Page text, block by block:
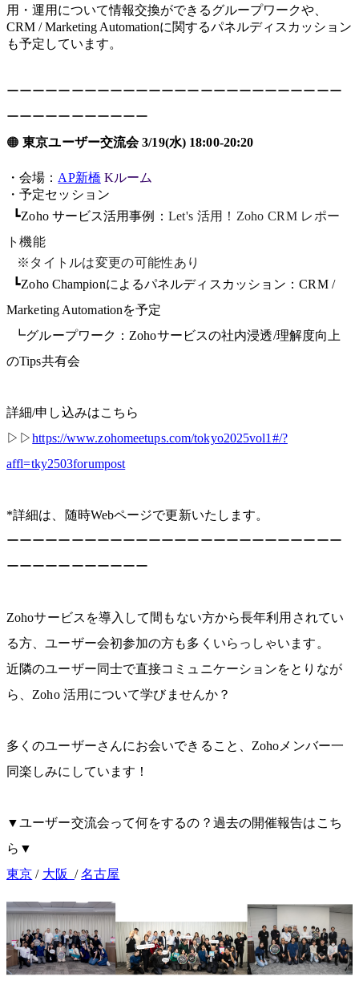
用・運用について情報交換ができるグループワークや、
CRM / Marketing Automationに関するパネルディスカッション
も予定しています。
ーーーーーーーーーーーーーーーーーーーーーーーーーー
ーーーーーーーーーーー
🟠東京ユーザー交流会 3/19(水) 18:00-20:20
・会場： AP新橋 Kルーム
・予定セッション
┗Zoho サービス活用事例： Let's 活用！Zoho CRM レポー
ト機能
※タイトルは変更の可能性あり
┗Zoho Championによるパネルディスカッション ：CRM /
Marketing Automationを予定
┗グループワーク：Zohoサービスの社内浸透/理解度向上
のTips共有会
詳細/申し込みはこちら︎
▷▷https://www.zohomeetups.com/tokyo2025vol1#/?
affl=tky2503forumpost
*詳細は、随時Webページで更新いたします。
ーーーーーーーーーーーーーーーーーーーーーーーーーー
ーーーーーーーーーーー
Zohoサービスを導入して間もない方から長年利用されてい
る方、ユーザー会初参加の方も多くいらっしゃいます。
近隣のユーザー同士で直接コミュニケーションをとりなが
ら、Zoho 活用について学びませんか？
多くのユーザーさんにお会いできること、Zohoメンバー一
同楽しみにしています！
▼ユーザー交流会って何をするの？過去の開催報告はこち
ら▼
東京 / 大阪 /名古屋